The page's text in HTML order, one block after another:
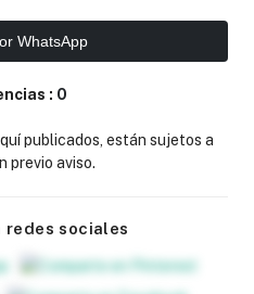
WhatsApp
: 0
publicados, están sujetos a
previo aviso.
redes sociales